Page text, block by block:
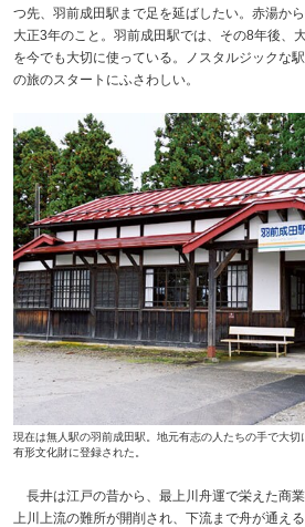
つ先、羽前成田駅まで足を延ばしたい。赤湯か
大正3年のこと。羽前成田駅では、その8年後、
を今でも大切に使っている。ノスタルジックな
の旅のスタートにふさわしい。
現在は無人駅の羽前成田駅。地元有志の人たちの手で大
有形文化財に登録された。
長井は江戸の昔から、最上川舟運で栄えた商
上川上流の難所が開削され、下流まで舟が通え